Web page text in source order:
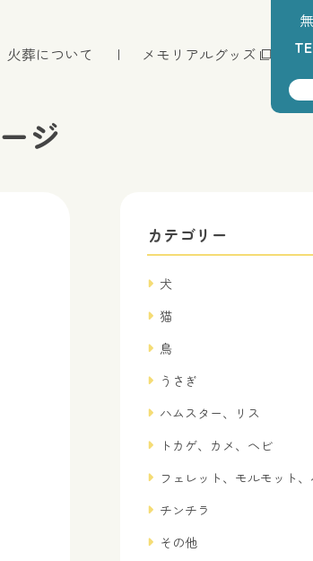
火葬について メモリアルグッズ
ジ
カテゴリー
犬
猫
鳥
うさぎ
ハムスター、リス
トカゲ、カメ、ヘビ
フェレット、モルモット、
チンチラ
その他